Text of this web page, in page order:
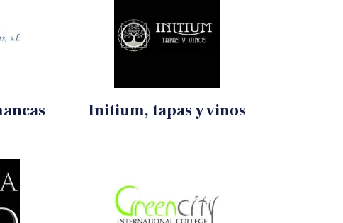
Initium, tapas y vinos